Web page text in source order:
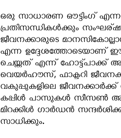
ഒരു സാധാരണ ഔട്ടിംഗ്
പ്രതിസന്ധികൾക്കും
ജീവനക്കാരുടെ
എന്ന ഉദ്ദേശത്തോടെയാണ്
ചെയ്തത് എന്ന് ഹോട്ട്‌പാക്ക്
വെയര്‍ഹൗസ്, ഫാക്ടറി
വകുപ്പുകളിലെ ജീവനക്കാര്‍ക്ക്
കപ്പിള്‍ പാസുകള്‍ സീസണ്‍
മിറക്കിൾ ഗാര്‍ഡന്‍
സാധിക്കും.